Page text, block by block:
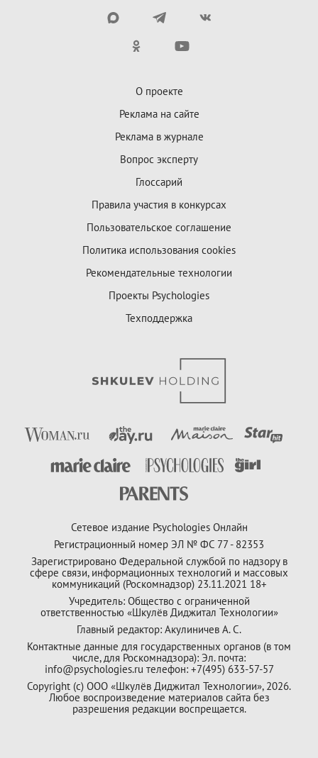
О проекте
Реклама на сайте
Реклама в журнале
Вопрос эксперту
Глоссарий
Правила участия в конкурсах
Пользовательское соглашение
Политика использования cookies
Рекомендательные технологии
Проекты Psychologies
Техподдержка
Сетевое издание Psychologies Онлайн
Регистрационный номер ЭЛ № ФС 77 - 82353
Зарегистрировано Федеральной службой по надзору в
сфере связи, информационных технологий и массовых
коммуникаций (Роскомнадзор) 23.11.2021 18+
Учредитель: Общество с ограниченной
ответственностью «Шкулёв Диджитал Технологии»
Главный редактор: Акулиничев А. С.
Контактные данные для государственных органов (в том
числе, для Роскомнадзора): Эл. почта:
info@psychologies.ru телефон: +7(495) 633-57-57
Copyright (с) ООО «Шкулёв Диджитал Технологии», 2026.
Любое воспроизведение материалов сайта без
разрешения редакции воспрещается.